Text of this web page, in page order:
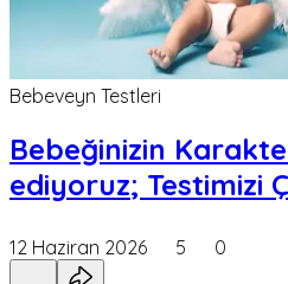
Bebeveyn Testleri
Bebeğinizin
ediyoruz; Testimizi
12 Haziran 2026 5 0